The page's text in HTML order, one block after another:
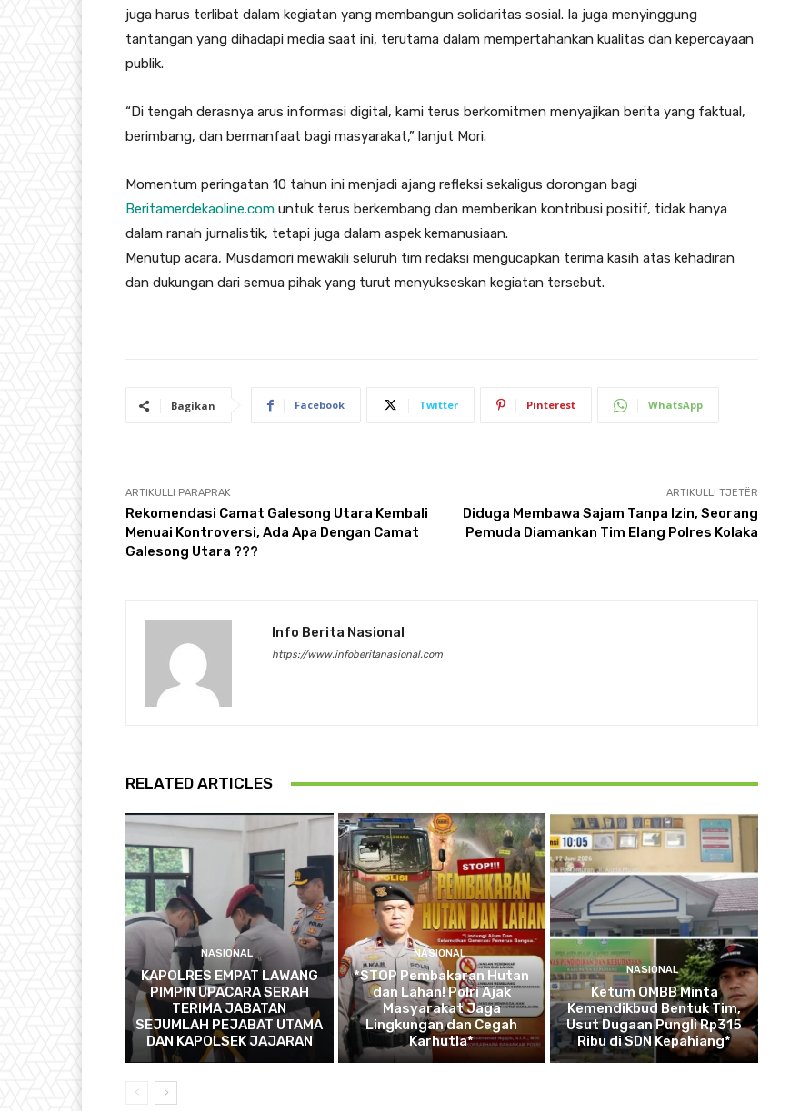
juga harus terlibat dalam kegiatan yang membangun solidaritas sosial. Ia juga menyinggung
tantangan yang dihadapi media saat ini, terutama dalam mempertahankan kualitas dan kepercayaan
publik.
“Di tengah derasnya arus informasi digital, kami terus berkomitmen menyajikan berita yang faktual,
berimbang, dan bermanfaat bagi masyarakat,” lanjut Mori.
Momentum peringatan 10 tahun ini menjadi ajang refleksi sekaligus dorongan bagi
Beritamerdekaoline.com untuk terus berkembang dan memberikan kontribusi positif, tidak hanya
dalam ranah jurnalistik, tetapi juga dalam aspek kemanusiaan.
Menutup acara, Musdamori mewakili seluruh tim redaksi mengucapkan terima kasih atas kehadiran
dan dukungan dari semua pihak yang turut menyukseskan kegiatan tersebut.
Bagikan Facebook Twitter Pinterest WhatsApp
ARTIKULLI PARAPRAK
Rekomendasi Camat Galesong Utara Kembali
Menuai Kontroversi, Ada Apa Dengan Camat
Galesong Utara ???
ARTIKULLI TJETËR
Diduga Membawa Sajam Tanpa Izin, Seorang
Pemuda Diamankan Tim Elang Polres Kolaka
Info Berita Nasional
https://www.infoberitanasional.com
RELATED ARTICLES
NASIONAL
KAPOLRES EMPAT LAWANG
PIMPIN UPACARA SERAH
TERIMA JABATAN
SEJUMLAH PEJABAT UTAMA
DAN KAPOLSEK JAJARAN
NASIONAL
*STOP Pembakaran Hutan
dan Lahan! Polri Ajak
Masyarakat Jaga
Lingkungan dan Cegah
Karhutla*
NASIONAL
Ketum OMBB Minta
Kemendikbud Bentuk Tim,
Usut Dugaan Pungli Rp315
Ribu di SDN Kepahiang*